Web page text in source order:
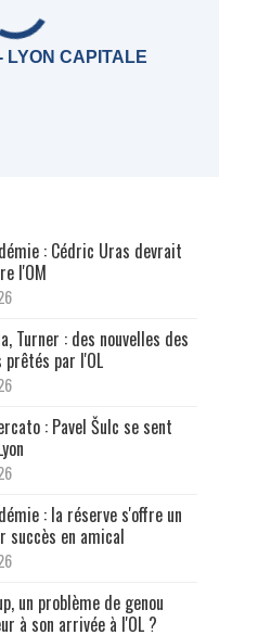
LYON CAPITALE
: Cédric Uras devrait
l'OM
Turner : des nouvelles des
prêtés par l'OL
: Pavel Šulc se sent
: la réserve s'offre un
succès en amical
un problème de genou
à son arrivée à l'OL ?